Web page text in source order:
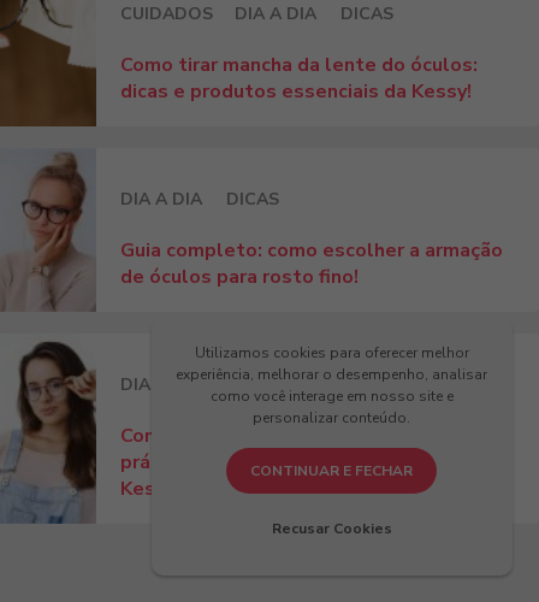
CUIDADOS DIA A DIA DICAS
Como tirar mancha da lente do óculos:
dicas e produtos essenciais da Kessy!
DIA A DIA DICAS
Guia completo: como escolher a armação
de óculos para rosto fino!
DIA A DIA DICAS
Como ajustar óculos no nariz? Dicas
práticas para conforto e estilo com
Kessy!
Utilizamos cookies para oferecer melhor
experiência, melhorar o desempenho, analisar
como você interage em nosso site e
personalizar conteúdo.
CONTINUAR E FECHAR
Recusar Cookies